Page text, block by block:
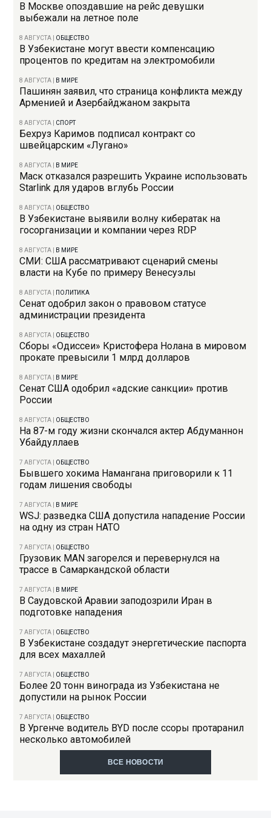
В Москве опоздавшие на рейс девушки
выбежали на летное поле
8 АВГУСТА ОБЩЕСТВО
В Узбекистане могут ввести компенсацию
процентов по кредитам на электромобили
8 АВГУСТА В МИРЕ
Пашинян заявил, что страница конфликта между
Арменией и Азербайджаном закрыта
8 АВГУСТА СПОРТ
Бехруз Каримов подписал контракт со
швейцарским «Лугано»
8 АВГУСТА В МИРЕ
Маск отказался разрешить Украине использовать
Starlink для ударов вглубь России
8 АВГУСТА ОБЩЕСТВО
В Узбекистане выявили волну кибератак на
госорганизации и компании через RDP
8 АВГУСТА В МИРЕ
СМИ: США рассматривают сценарий смены
власти на Кубе по примеру Венесуэлы
8 АВГУСТА ПОЛИТИКА
Сенат одобрил закон о правовом статусе
администрации президента
8 АВГУСТА ОБЩЕСТВО
Сборы «Одиссеи» Кристофера Нолана в мировом
прокате превысили 1 млрд долларов
8 АВГУСТА В МИРЕ
Сенат США одобрил «адские санкции» против
России
8 АВГУСТА ОБЩЕСТВО
На 87-м году жизни скончался актер Абдуманнон
Убайдуллаев
7 АВГУСТА ОБЩЕСТВО
Бывшего хокима Намангана приговорили к 11
годам лишения свободы
7 АВГУСТА В МИРЕ
WSJ: разведка США допустила нападение России
на одну из стран НАТО
7 АВГУСТА ОБЩЕСТВО
Грузовик MAN загорелся и перевернулся на
трассе в Самаркандской области
7 АВГУСТА В МИРЕ
В Саудовской Аравии заподозрили Иран в
подготовке нападения
7 АВГУСТА ОБЩЕСТВО
В Узбекистане создадут энергетические паспорта
для всех махаллей
7 АВГУСТА ОБЩЕСТВО
Более 20 тонн винограда из Узбекистана не
допустили на рынок России
7 АВГУСТА ОБЩЕСТВО
В Ургенче водитель BYD после ссоры протаранил
несколько автомобилей
ВСЕ НОВОСТИ